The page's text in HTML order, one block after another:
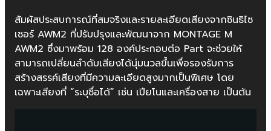
สัมผัสประสบการณ์ที่สมจริงและรายละเอียดเสียงจากซินธิไซ
เซอร์ AWM2 ที่ปรับปรุงและพัฒนาจาก MONTAGE M
AWM2 ซึ่งมาพร้อม 128 องค์ประกอบต่อ Part จะช่วยให้
สามารถเปลี่ยนลำดับเสียงได้นุ่มนวลขึ้นเพื่อรองรับการ
สร้างสรรค์เสียงที่มีความละเอียดสูงมากเป็นพิเศษ โดย
เฉพาะเสียงที่ “ระบุชื่อได้” เช่น เปียโนและเครื่องสาย เป็นต้น